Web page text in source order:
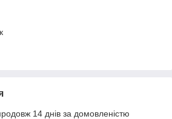
14 днів за домовленістю